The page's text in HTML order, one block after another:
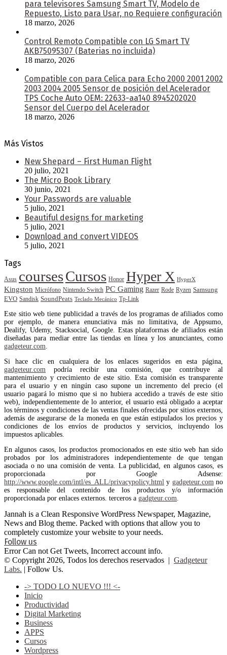
para televisores Samsung Smart TV, Modelo de
Repuesto, Listo para Usar, no Requiere configuración
18 marzo, 2026
Control Remoto Compatible con LG Smart TV
AKB75095307 (Baterias no incluida)
18 marzo, 2026
Compatible con para Celica para Echo 2000 2001 2002
2003 2004 2005 Sensor de posición del Acelerador
TPS Coche Auto OEM: 22633-aa140 8945202020
Sensor del Cuerpo del Acelerador
18 marzo, 2026
Más Vistos
New Shepard – First Human Flight
20 julio, 2021
The Micro Book Library
30 junio, 2021
Your Passwords are valuable
5 julio, 2021
Beautiful designs for marketing
5 julio, 2021
Download and convert VIDEOS
5 julio, 2021
Tags
Asus coursesCursos Honor Hyper X HyperX
Kingston Micrófono Nintendo Switch PC Gaming Razer Rode Ryzen Samsung
EVO Sandisk SoundPeats Teclado Mecánico Tp-Link
Este sitio web tiene publicidad a través de los programas de afiliados como
por ejemplo, de manera enunciativa más no limitativa, de Appsumo,
Dealify, Udemy, Stacksocial, Google. Estas plataformas de afiliados están
diseñadas para mediar entre las tiendas en línea y los anunciantes, como
gadgeteur.com.
Si hace clic en cualquiera de los enlaces sugeridos en esta página,
gadgeteur.com podría recibir una comisión, que contribuye al
mantenimiento y crecimiento de este sitio. Esta comisión es transparente
para el usuario y en ningún caso supone un incremento del precio (el
usuario pagará lo mismo que si no hubiera accedido a través de este sitio
web), independientemente de lo anterior, el usuario está obligado a aceptar
los términos y condiciones de las ventas finales ofrecidas por sitios externos,
además de asegurarse de la moneda en que están estipulados los precios y
condiciones de los envíos de productos y servicios, incluyendo los
impuestos aplicables.
En algunos casos, los productos promocionados en este sitio web han sido
probados por los administradores independientemente de que tengan
asociada o no una comisión de venta. La publicidad, en algunos casos, es
proporcionada por Google Adsense:
http://www.google.com/intl/es_ALL/privacypolicy.html y gadgeteur.comno
es responsable del contenido de los productos y/o información
proporcionada por enlaces externos. terceros a gadgteur.com.
Jannah is a Clean Responsive WordPress Newspaper, Magazine,
News and Blog theme. Packed with options that allow you to
completely customize your website to your needs.
Follow us
Error Can not Get Tweets, Incorrect account info.
© Copyright 2026, Todos los derechos reservados | Gadgeteur
Labs. | Follow Us.
-> TODO LO NUEVO !!! <-
Inicio
Productividad
Digital Marketing
Business
APPS
Cursos
Wordpress